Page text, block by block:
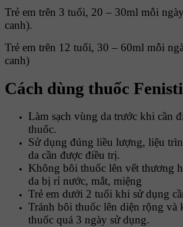
Trẻ em trên 3 tuổi, 20 – 30ml mỗi
canh).
Trẻ em trên 12 tuổi, 30 – 60ml mỗi
canh)
Cách dùng thuốc
Làm sạch vùng da trước khi cần
thuốc.
Sử dụng đúng liều lượng, liệu
da cần được điều trị.
Không bôi thuốc lên vết thương
da bị rỉ nước, mắt, miệng
Trẻ em dưới 2 tuổi khi sử dụng
Tránh bôi thuốc lên diện rộng và
thuốc quá 3 ngày sử dụng.